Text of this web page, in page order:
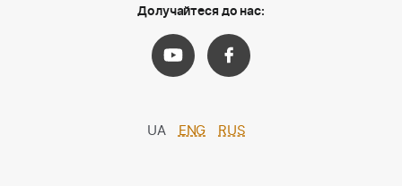
Долучайтеся до нас:
UA ENG RUS